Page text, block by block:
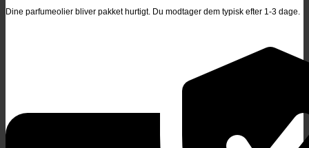
Dine parfumeolier bliver pakket hurtigt. Du modtager dem typisk efter 1-3 dage.